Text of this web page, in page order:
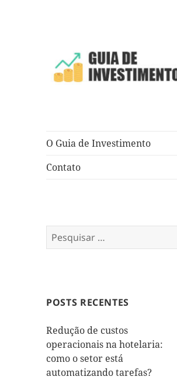
O Guia de Investimento
Contato
Pesquisar
por:
POSTS RECENTES
Redução de custos
operacionais na hotelaria:
como o setor está
automatizando tarefas?